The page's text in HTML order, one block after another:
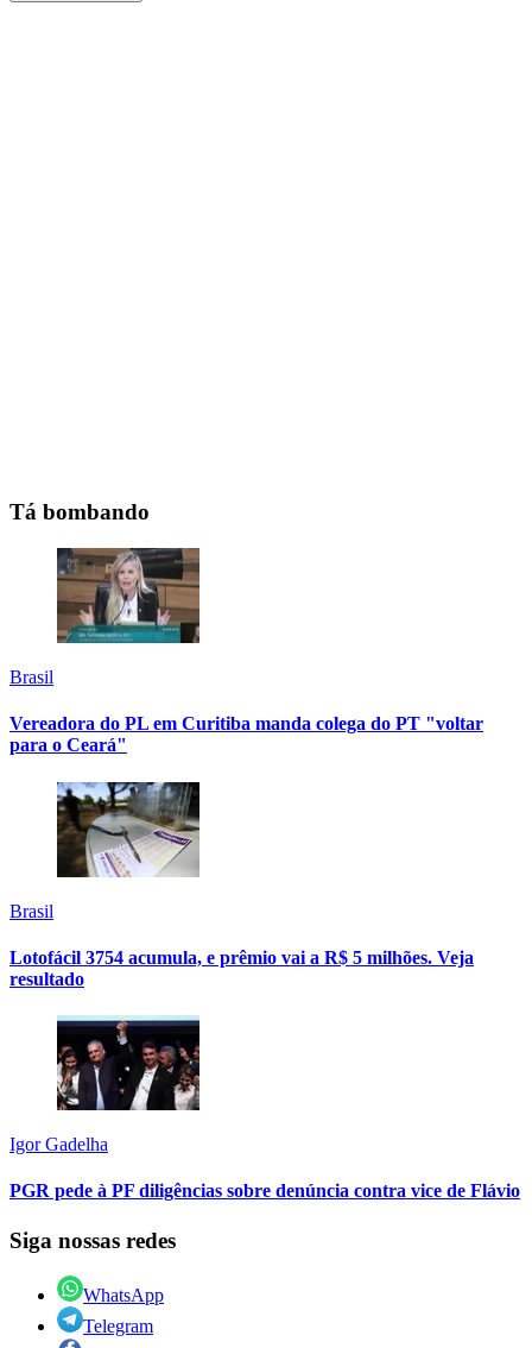
Tá bombando
Brasil
Vereadora do PL em Curitiba manda colega do PT "voltar
para o Ceará"
Brasil
Lotofácil 3754 acumula, e prêmio vai a R$ 5 milhões. Veja
resultado
Igor Gadelha
PGR pede à PF diligências sobre denúncia contra vice de Flávio
Siga nossas redes
WhatsApp
Telegram